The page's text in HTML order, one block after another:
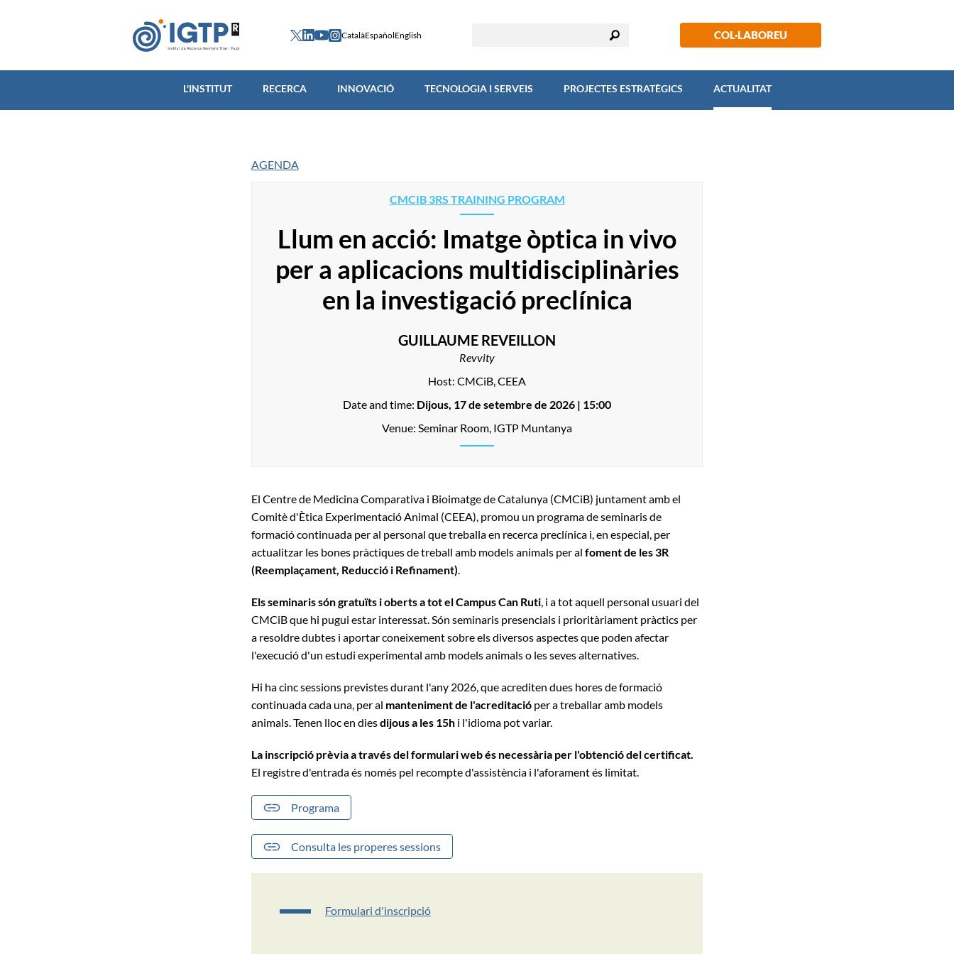
CatalàEspañolEnglish COL·LABOREU
L'INSTITUT RECERCA INNOVACIÓ TECNOLOGIA I SERVEIS PROJECTES ESTRATÈGICS ACTUALITAT
AGENDA
CMCIB 3RS TRAINING PROGRAM
Llum en acció: Imatge òptica in vivo
per a aplicacions multidisciplinàries
en la investigació preclínica
GUILLAUME REVEILLON
Revvity
Host: CMCiB, CEEA
Date and time: Dijous, 17 de setembre de 2026 | 15:00
Venue: Seminar Room, IGTP Muntanya
El Centre de Medicina Comparativa i Bioimatge de Catalunya (CMCiB) juntament amb el
Comitè d'Ètica Experimentació Animal (CEEA), promou un programa de seminaris de
formació continuada per al personal que treballa en recerca preclínica i, en especial, per
actualitzar les bones pràctiques de treball amb models animals per al foment de les 3R
(Reemplaçament, Reducció i Refinament).
Els seminaris són gratuïts i oberts a tot el Campus Can Ruti, i a tot aquell personal usuari del
CMCiB que hi pugui estar interessat. Són seminaris presencials i prioritàriament pràctics per
a resoldre dubtes i aportar coneixement sobre els diversos aspectes que poden afectar
l'execució d'un estudi experimental amb models animals o les seves alternatives.
Hi ha cinc sessions previstes durant l'any 2026, que acrediten dues hores de formació
continuada cada una, per al manteniment de l'acreditacióper a treballar amb models
animals. Tenen lloc en diesdijous a les 15hi l'idioma pot variar.
La inscripció prèvia a través del formulari web és necessària per l'obtenció del certificat.
El registre d'entrada és només pel recompte d'assistència i l'aforament és limitat.
Programa
Consulta les properes sessions
Formulari d'inscripció